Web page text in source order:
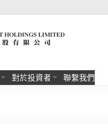
對於投資者 聯繫我們